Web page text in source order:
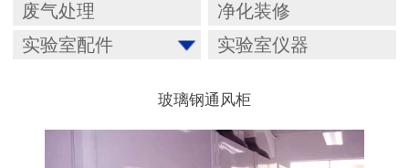
废气处理
净化装修
实验室配件
实验室仪器
玻璃钢通风柜